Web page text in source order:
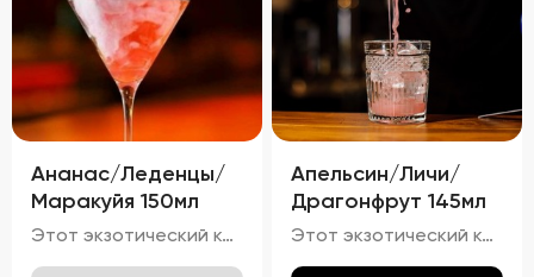
Ананас/Леденцы/
Маракуйя 150мл
Этот экзотический коктейль очарует вас своим светло-золотистым оттенком с лёгким розовым отливом, созданным благодаря ананасу и маракуйе. Яркий аромат тропических фруктов, таких как ананас и маракуйя, с нотками карамели и сладости от леденцов, гармонично дополняется свежестью игристого вина.
Апельсин/Личи/
Драгонфрут 145мл
Этот экзотический коктейль привлекает внимание своим розово-оранжевым оттенком, полученным от сочетания апельсинового сока и драгонфрукта. Яркий аромат свежих тропических фруктов, таких как личи и драгонфрукт, гармонирует с лёгким цитрусовым ароматом апельсина и тонкими нотками джина с можжевельником.